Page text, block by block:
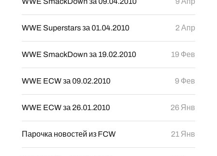
WWE Superstars за 01.04.2010 2 Апр
WWE SmackDown за 19.02.2010 19 Фев
WWE ECW за 09.02.2010 9 Фев
WWE ECW за 26.01.2010 26 Янв
Парочка новостей из FCW 21 Янв